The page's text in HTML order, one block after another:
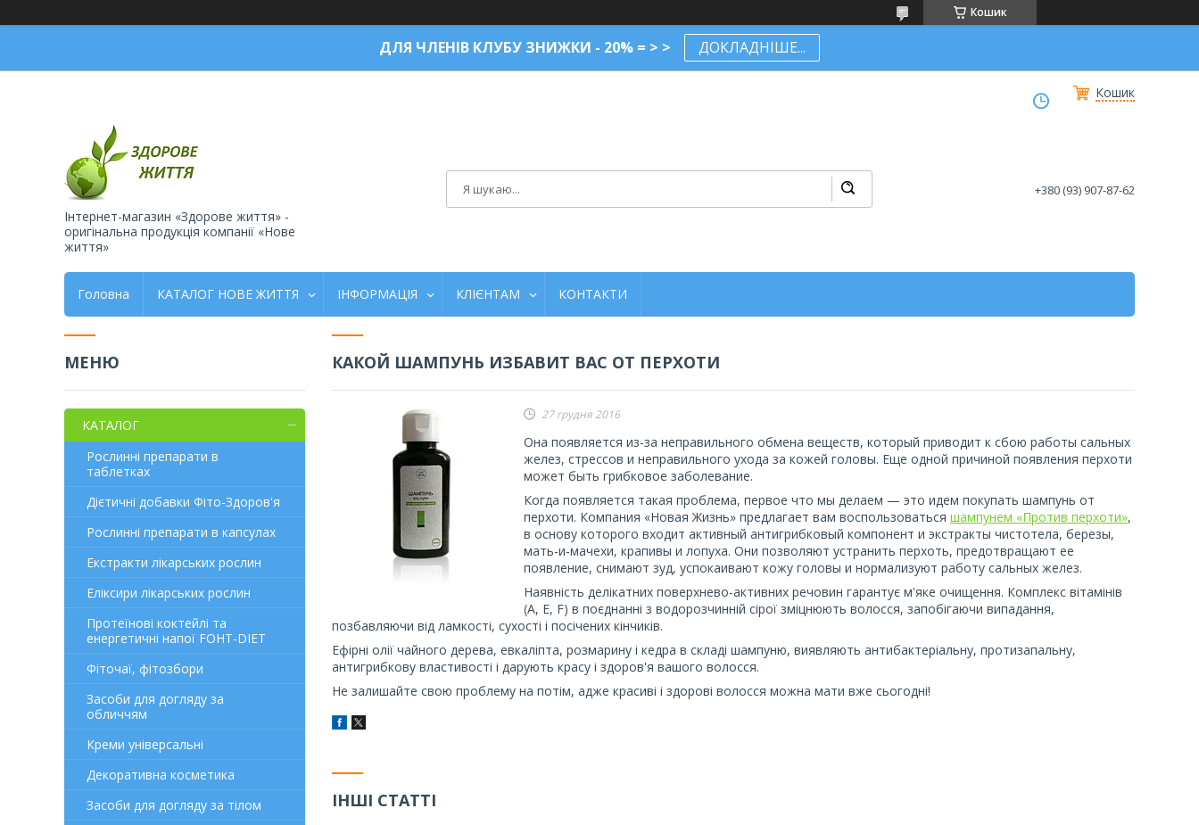
Кошик
ДЛЯ ЧЛЕНІВ КЛУБУ ЗНИЖКИ - 20% = > > ДОКЛАДНІШЕ...
Кошик
Інтернет-магазин «Здорове життя» -
оригінальна продукція компанії «Нове
життя»
+380 (93) 907-87-62
Головна КАТАЛОГ НОВЕ ЖИТТЯ ІНФОРМАЦІЯ КЛІЄНТАМ КОНТАКТИ
КАКОЙ ШАМПУНЬ ИЗБАВИТ ВАС ОТ ПЕРХОТИ
27 грудня 2016
Она появляется из-за неправильного обмена веществ, который приводит к сбою работы сальных
желез, стрессов и неправильного ухода за кожей головы. Еще одной причиной появления перхоти
может быть грибковое заболевание.
Когда появляется такая проблема, первое что мы делаем — это идем покупать шампунь от
перхоти. Компания «Новая Жизнь» предлагает вам воспользоваться шампунем «Против перхоти»,
в основу которого входит активный антигрибковый компонент и экстракты чистотела, березы,
мать-и-мачехи, крапивы и лопуха. Они позволяют устранить перхоть, предотвращают ее
появление, снимают зуд, успокаивают кожу головы и нормализуют работу сальных желез.
Наявність делікатних поверхнево-активних речовин гарантує м'яке очищення. Комплекс вітамінів
(А, Е, F) в поєднанні з водорозчинній сірої зміцнюють волосся, запобігаючи випадання,
позбавляючи від ламкості, сухості і посічених кінчиків.
Ефірні олії чайного дерева, евкаліпта, розмарину і кедра в складі шампуню, виявляють антибактеріальну, протизапальну,
антигрибкову властивості і дарують красу і здоров'я вашого волосся.
Не залишайте свою проблему на потім, адже красиві і здорові волосся можна мати вже сьогодні!
ІНШІ СТАТТІ
КАТАЛОГ
Рослинні препарати в
таблетках
Дієтичні добавки Фіто-Здоров'я
Рослинні препарати в капсулах
Екстракти лікарських рослин
Еліксири лікарських рослин
Протеїнові коктейлі та
енергетичні напої FOHT-DIET
Фіточаї, фітозбори
Засоби для догляду за
обличчям
Креми універсальні
Декоративна косметика
Засоби для догляду за тілом